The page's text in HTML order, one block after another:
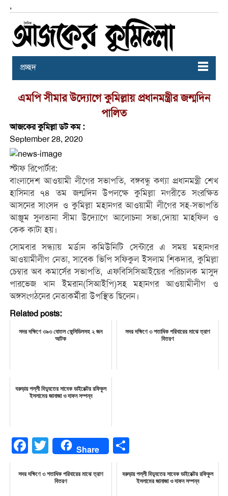
,
প্রচ্ছদ
এমপি সীমার উদ্যোগে কুমিল্লায় প্রধানমন্ত্রীর জন্মদিন
পালিত
আজকের কুমিল্লা ডট কম :
September 28, 2020
স্টাফ রিপোর্টার:
বাংলাদেশ আওয়ামী লীগের সভাপতি, বঙ্গবন্ধু কণ্যা প্রধানমন্ত্রী শেখ
হাসিনার ৭৪ তম জন্মদিন উপলক্ষে কুমিল্লা নগরীতে সংরক্ষিত
আসনের সাংসদ ও কুমিল্লা মহানগর আওয়ামী লীগের সহ-সভাপতি
আঞ্জুম সুলতানা সীমা উদ্যোগে আলোচনা সভা,দোয়া মাহফিল ও
কেক কাটা হয়।
সোমবার সন্ধ্যায় মর্ডান কমিউনিটি সেন্টারে এ সময় মহানগর
আওয়ামীলীগ নেতা, সাবেক ভিপি সফিকুল ইসলাম শিকদার, কুমিল্লা
চেম্বার অব কমার্সের সভাপতি, এফবিসিসিআইয়ের পরিচালক মাসুদ
পারভেজ খান ইমরান(সিআইপি)সহ মহানগর আওয়ামীলীগ ও
অঙ্গসংগঠনের নেতাকর্মীরা উপস্থিত ছিলেন।
Related posts:
সদর দক্ষিণে ৩৯৩ বোতল ফেন্সিডিলসহ ২ জন
আটক
সদর দক্ষিণে ৩ শতাধিক পরিবারের মাঝে ত্রাণ
বিতরণ
বরুড়ায় পল্লী বিদ্যুতের সাবেক ডাইরেক্টর রফিকুল
ইসলামের জানাজা ও দাফন সম্পন্ন
Facebook
Twitter Share
সদর দক্ষিণে ৩ শতাধিক পরিবারের মাঝে ত্রাণ
বিতরণ
বরুড়ায় পল্লী বিদ্যুতের সাবেক ডাইরেক্টর রফিকুল
ইসলামের জানাজা ও দাফন সম্পন্ন